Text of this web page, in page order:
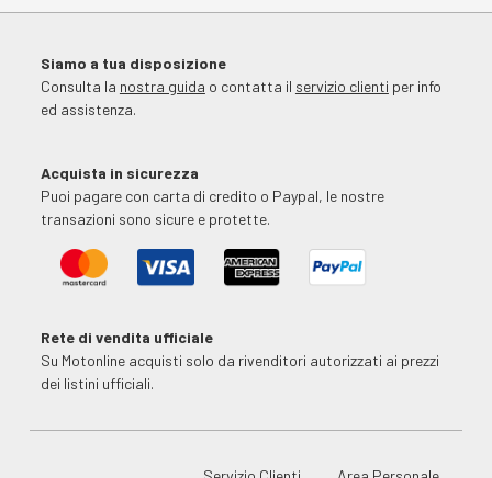
Siamo a tua disposizione
Consulta la nostra guida o contatta il servizio clienti per info
ed assistenza.
Acquista in sicurezza
Puoi pagare con carta di credito o Paypal, le nostre
transazioni sono sicure e protette.
Rete di vendita ufficiale
Su Motonline acquisti solo da rivenditori autorizzati ai prezzi
dei listini ufficiali.